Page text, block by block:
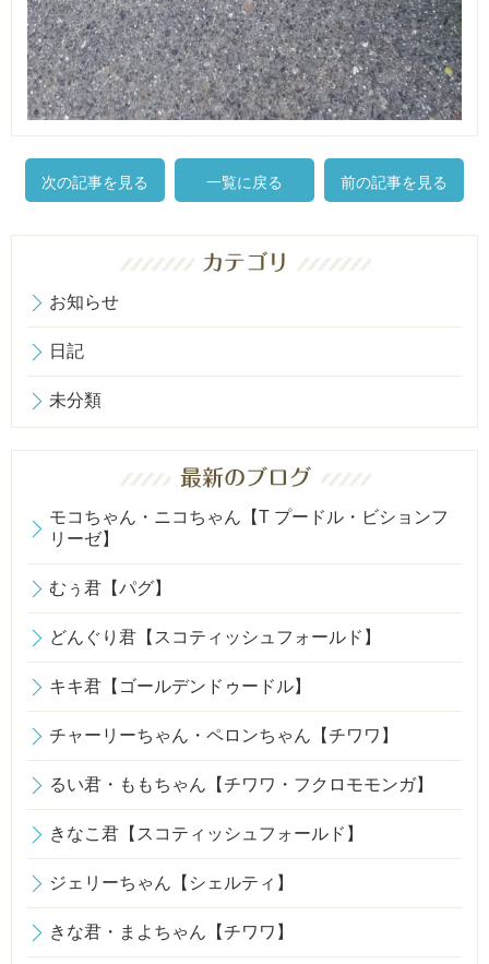
次の記事を見る 一覧に戻る 前の記事を見る
お知らせ
日記
未分類
モコちゃん・ニコちゃん【T プードル・ビションフ
リーゼ】
むぅ君【パグ】
どんぐり君【スコティッシュフォールド】
キキ君【ゴールデンドゥードル】
チャーリーちゃん・ペロンちゃん【チワワ】
るい君・ももちゃん【チワワ・フクロモモンガ】
きなこ君【スコティッシュフォールド】
ジェリーちゃん【シェルティ】
きな君・まよちゃん【チワワ】